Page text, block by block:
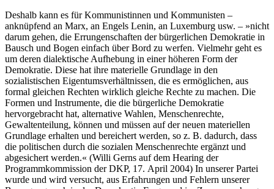
Deshalb kann es für Kommunistinnen und Kommunisten –
anknüpfend an Marx, an Engels Lenin, an Luxemburg usw. – »nicht
darum gehen, die Errungenschaften der bürgerlichen Demokratie in
Bausch und Bogen einfach über Bord zu werfen. Vielmehr geht es
um deren dialektische Aufhebung in einer höheren Form der
Demokratie. Diese hat ihre materielle Grundlage in den
sozialistischen Eigentumsverhältnissen, die es ermöglichen, aus
formal gleichen Rechten wirklich gleiche Rechte zu machen. Die
Formen und Instrumente, die die bürgerliche Demokratie
hervorgebracht hat, alternative Wahlen, Menschenrechte,
Gewaltenteilung, können und müssen auf der neuen materiellen
Grundlage erhalten und bereichert werden, so z. B. dadurch, dass
die politischen durch die sozialen Menschenrechte ergänzt und
abgesichert werden.« (Willi Gerns auf dem Hearing der
Programmkommission der DKP, 17. April 2004) In unserer Partei
wurde und wird versucht, aus Erfahrungen und Fehlern unserer